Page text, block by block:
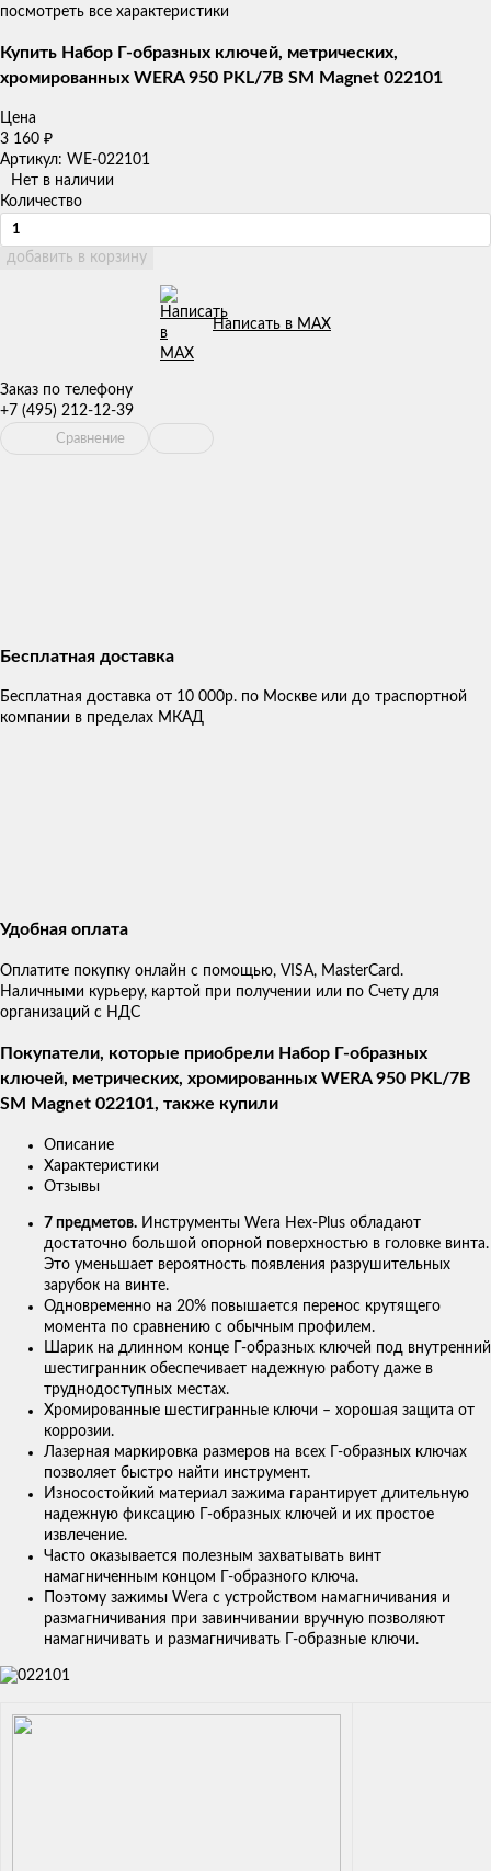
посмотреть все характеристики
Купить Набор Г-образных ключей, метрических,
хромированных WERA 950 PKL/7B SM Magnet 022101
Цена
3 160 ₽
Артикул: WE-022101
Нет в наличии
Количество
добавить в корзину
Написать в MAX
Заказ по телефону
+7 (495) 212-12-39
Сравнение
Бесплатная доставка
Бесплатная доставка от 10 000р. по Москве или до траспортной
компании в пределах МКАД
Удобная оплата
Оплатите покупку онлайн с помощью, VISA, MasterCard.
Наличными курьеру, картой при получении или по Счету для
организаций с НДС
Покупатели, которые приобрели Набор Г-образных
ключей, метрических, хромированных WERA 950 PKL/7B
SM Magnet 022101, также купили
Описание
Характеристики
Отзывы
7 предметов. Инструменты Wera Hex-Plus обладают
достаточно большой опорной поверхностью в головке винта.
Это уменьшает вероятность появления разрушительных
зарубок на винте.
Одновременно на 20% повышается перенос крутящего
момента по сравнению с обычным профилем.
Шарик на длинном конце Г-образных ключей под внутренний
шестигранник обеспечивает надежную работу даже в
труднодоступных местах.
Хромированные шестигранные ключи – хорошая защита от
коррозии.
Лазерная маркировка размеров на всех Г-образных ключах
позволяет быстро найти инструмент.
Износостойкий материал зажима гарантирует длительную
надежную фиксацию Г-образных ключей и их простое
извлечение.
Часто оказывается полезным захватывать винт
намагниченным концом Г-образного ключа.
Поэтому зажимы Wera с устройством намагничивания и
размагничивания при завинчивании вручную позволяют
намагничивать и размагничивать Г-образные ключи.